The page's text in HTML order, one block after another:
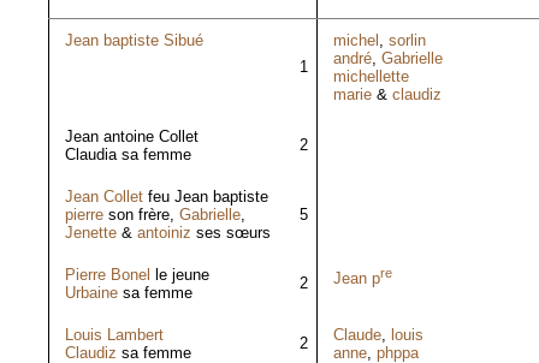
Jean baptiste Sibué
1
michel ,sorlin
andré,Gabrielle
michellette
marie &claudiz
Jean antoine Collet
Claudia sa femme
2
Jean Collet feu Jean baptiste
pierre son frère,Gabrielle,
Jenette &antoiniz ses sœurs
5
Pierre Bonel
le jeune
Urbaine sa femme
2 Jean pre
Louis Lambert
Claudiz sa femme
2 Claude, louis
anne,phppa